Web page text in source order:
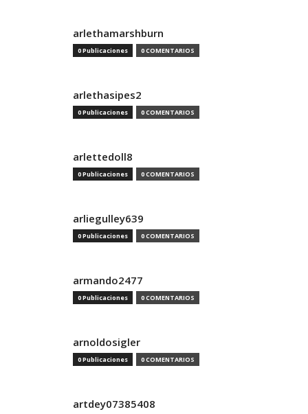
arlethamarshburn
0 Publicaciones 0 COMENTARIOS
arlethasipes2
0 Publicaciones 0 COMENTARIOS
arlettedoll8
0 Publicaciones 0 COMENTARIOS
arliegulley639
0 Publicaciones 0 COMENTARIOS
armando2477
0 Publicaciones 0 COMENTARIOS
arnoldosigler
0 Publicaciones 0 COMENTARIOS
artdey07385408